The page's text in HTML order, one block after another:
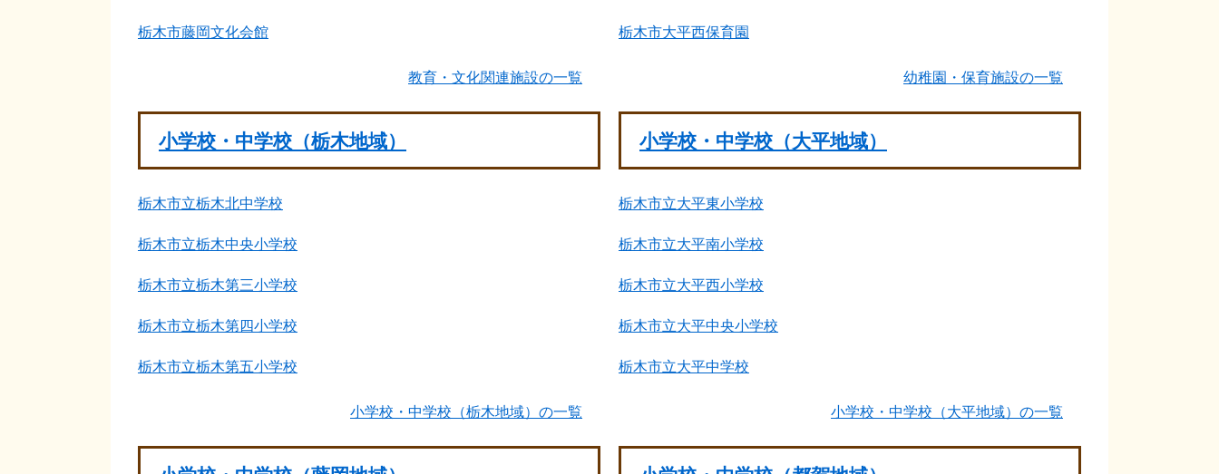
栃木市藤岡文化会館
教育・文化関連施設の一覧
栃木市大平西保育園
幼稚園・保育施設の一覧
小学校・中学校（栃木地域）
栃木市立栃木北中学校
栃木市立栃木中央小学校
栃木市立栃木第三小学校
栃木市立栃木第四小学校
栃木市立栃木第五小学校
小学校・中学校（栃木地域）の一覧
小学校・中学校（大平地域）
栃木市立大平東小学校
栃木市立大平南小学校
栃木市立大平西小学校
栃木市立大平中央小学校
栃木市立大平中学校
小学校・中学校（大平地域）の一覧